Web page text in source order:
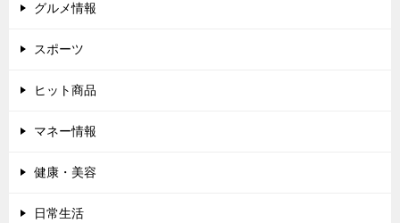
グルメ情報
スポーツ
ヒット商品
マネー情報
健康・美容
日常生活